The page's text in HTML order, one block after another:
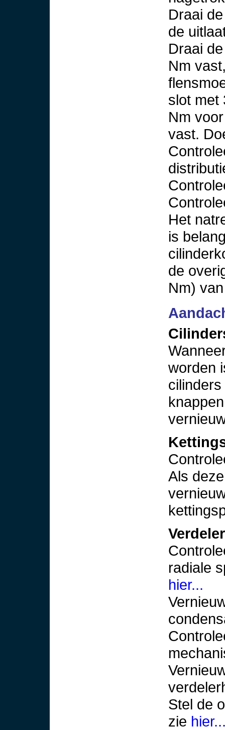
Draai
de
Draai
Nm
slot met
Nm
vast.
Het
is
de
Nm)
worden
Als
Verdeler
radiale
hier...
Stel de
zie